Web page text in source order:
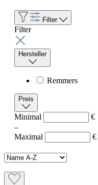
Filter
Filter
Hersteller
Remmers
Preis
Minimal
€
–
Maximal
€